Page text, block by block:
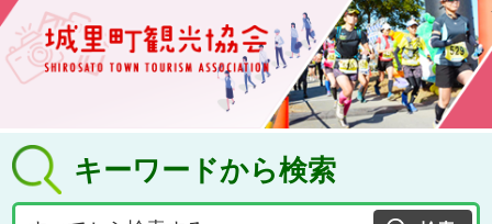
キーワードから検索